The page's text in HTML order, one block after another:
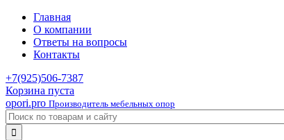
Главная
О компании
Ответы на вопросы
Контакты
+7(925)506-7387
Корзина пуста
opori.pro Производитель мебельных опор